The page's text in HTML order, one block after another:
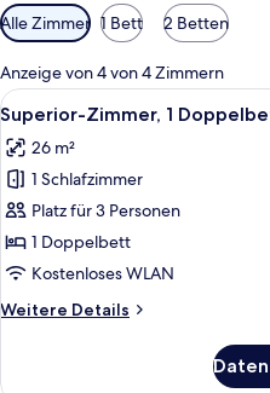
Verfügbare
Filter
für
Zimmer
Alle Zimmer 1 Bett 2 Betten
Anzeige von 4 von 4 Zimmern
Alle
Fotos
für
Superior-
Zimmer,
1
Doppelbett
7
Superior-Zimmer, 1
26 m²
1 Schlafzimmer
Platz für 3 Personen
1 Doppelbett
Kostenloses WLAN
Weitere Details
Weitere